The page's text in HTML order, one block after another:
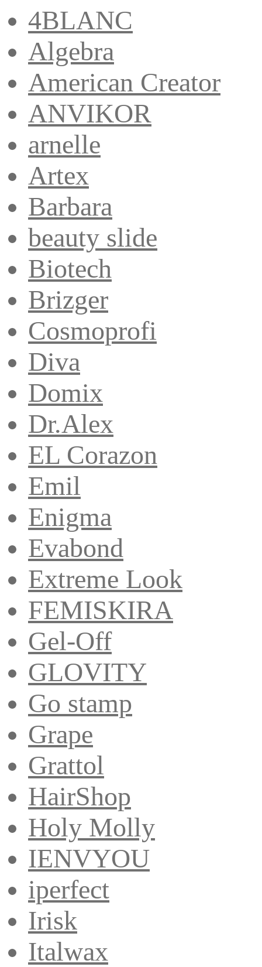
4BLANC
Algebra
American Creator
ANVIKOR
arnelle
Artex
Barbara
beauty slide
Biotech
Brizger
Cosmoprofi
Diva
Domix
Dr.Alex
EL Corazon
Emil
Enigma
Evabond
Extreme Look
FEMISKIRA
Gel-Off
GLOVITY
Go stamp
Grape
Grattol
HairShop
Holy Molly
IENVYOU
iperfect
Irisk
Italwax